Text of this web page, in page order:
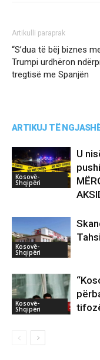
Artikulli paraprak
“S’dua të bëj biznes
Trumpi urdhëron
tregtisë me Spanjën
ARTIKUJ TË
Kosovë-
Shqipëri
U
Kosovë-
Shqipëri
Kosovë-
Shqipëri